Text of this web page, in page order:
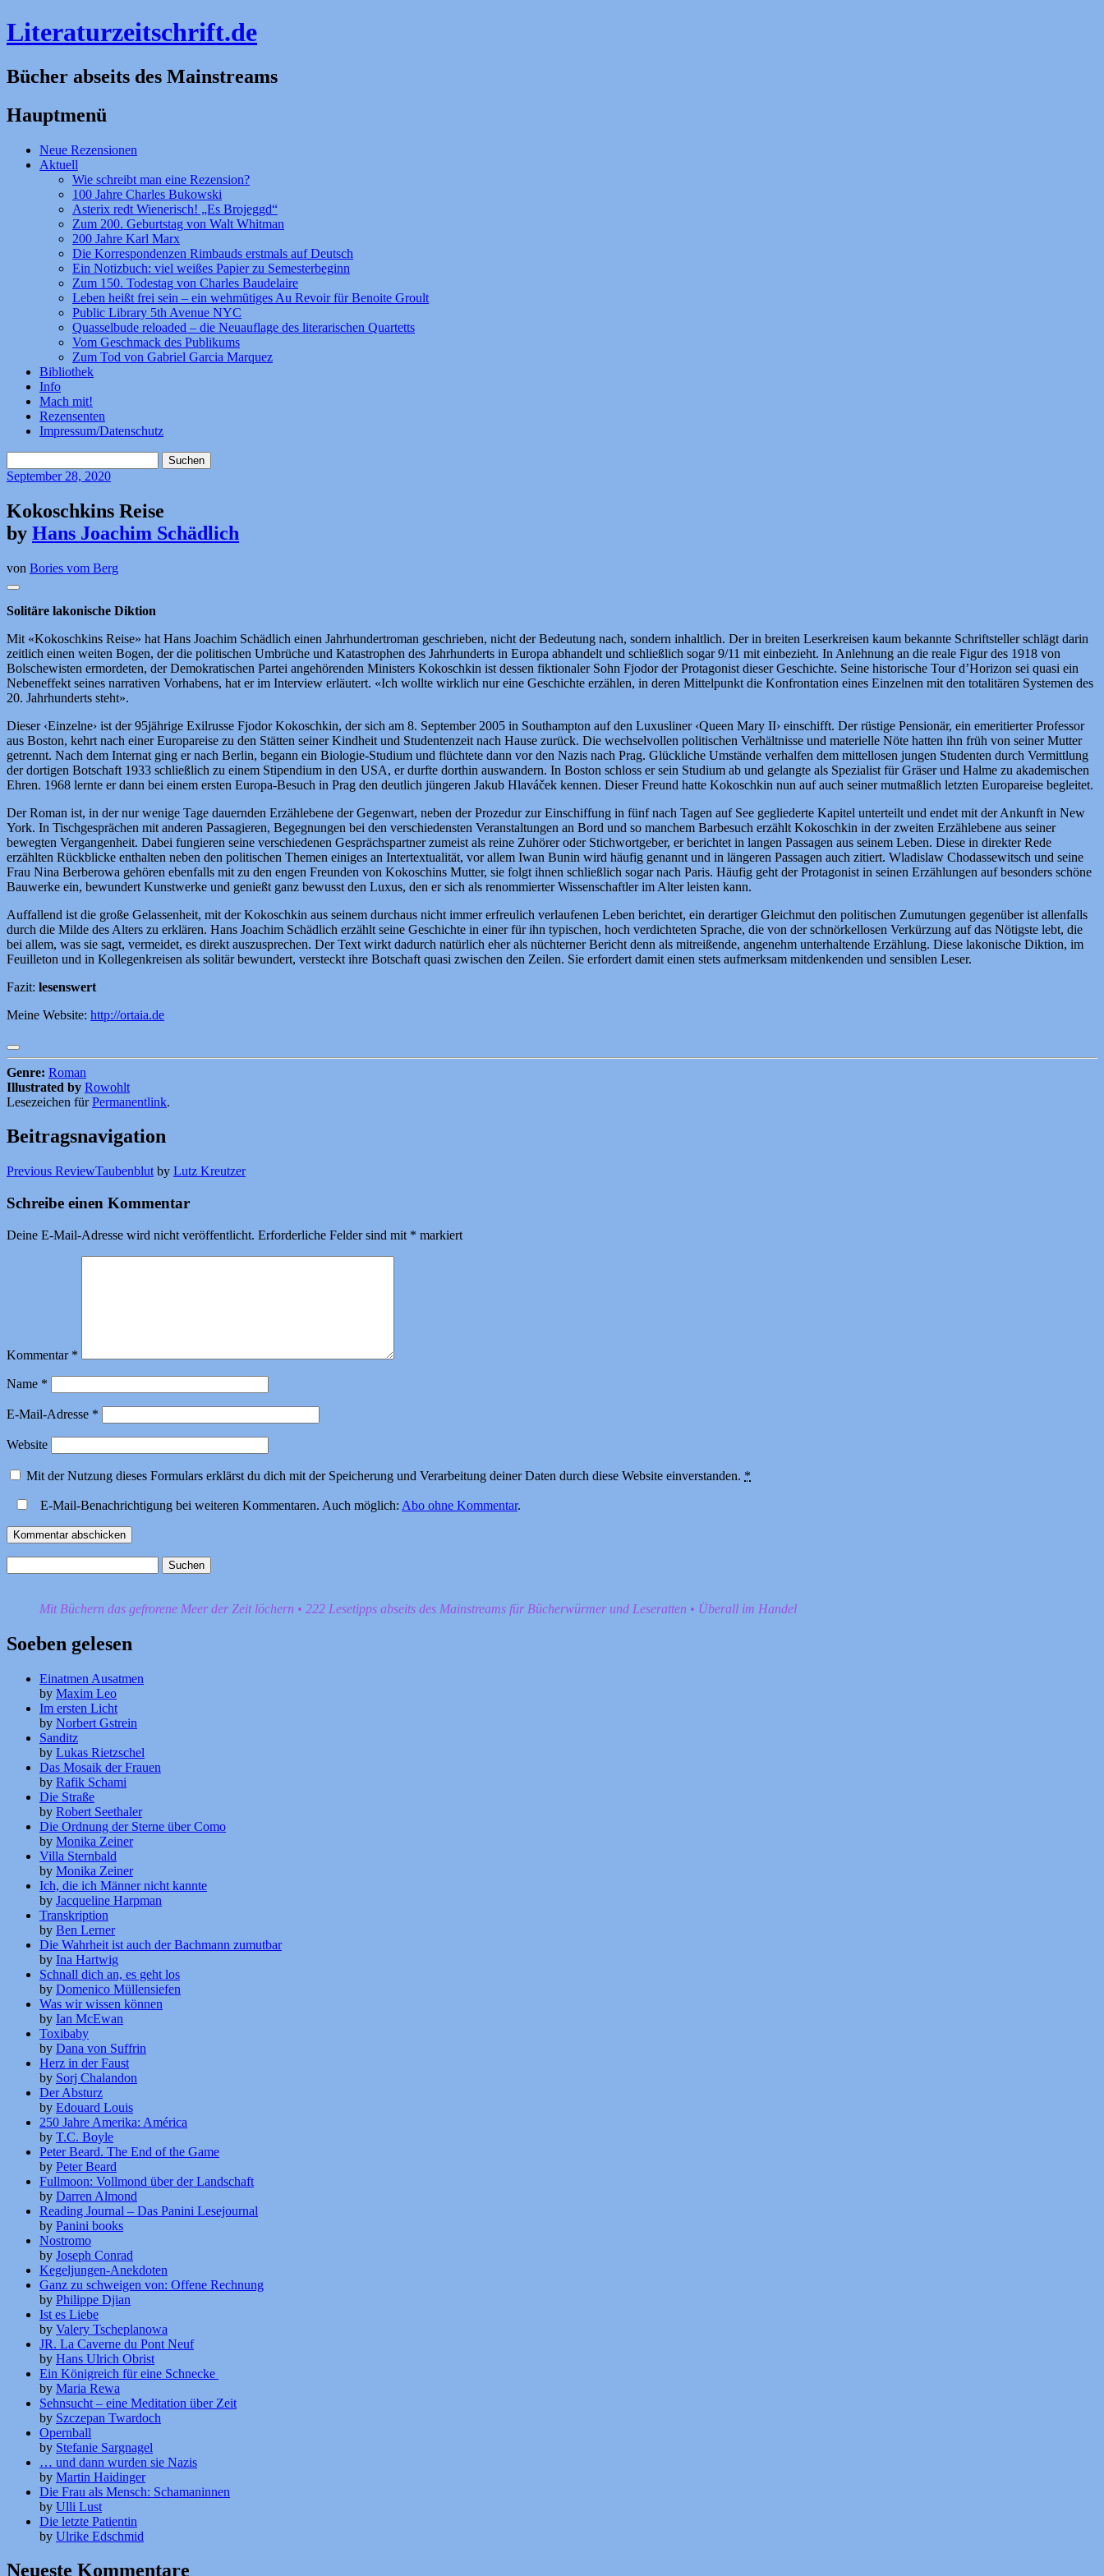
Literaturzeitschrift.de
Bücher abseits des Mainstreams
Hauptmenü
Zum
Inhalt
Neue Rezensionen
Aktuell
Wie schreibt man eine Rezension?
100 Jahre Charles Bukowski
Asterix redt Wienerisch! „Es Brojeggd“
Zum 200. Geburtstag von Walt Whitman
200 Jahre Karl Marx
Die Korrespondenzen Rimbauds erstmals auf Deutsch
Ein Notizbuch: viel weißes Papier zu Semesterbeginn
Zum 150. Todestag von Charles Baudelaire
Leben heißt frei sein – ein wehmütiges Au Revoir für Benoite Groult
Public Library 5th Avenue NYC
Quasselbude reloaded – die Neuauflage des literarischen Quartetts
Vom Geschmack des Publikums
Zum Tod von Gabriel Garcia Marquez
Bibliothek
Info
Mach mit!
Rezensenten
Impressum/Datenschutz
nach:
September28, 2020
Kokoschkins Reise
by Hans Joachim Schädlich
von Bories vom Berg
Solitäre lakonische Diktion
Mit «Kokoschkins Reise» hat Hans Joachim Schädlich einen Jahrhundertroman geschrieben, nicht der Bedeutung nach, sondern inhaltlich. Der in breiten Leserkreisen kaum bekannte Schriftsteller schlägt darin
zeitlich einen weiten Bogen, der die politischen Umbrüche und Katastrophen des Jahrhunderts in Europa abhandelt und schließlich sogar 9/11 mit einbezieht. In Anlehnung an die reale Figur des 1918 von
Bolschewisten ermordeten, der Demokratischen Partei angehörenden Ministers Kokoschkin ist dessen fiktionaler Sohn Fjodor der Protagonist dieser Geschichte. Seine historische Tour d’Horizon sei quasi ein
Nebeneffekt seines narrativen Vorhabens, hat er im Interview erläutert. «Ich wollte wirklich nur eine Geschichte erzählen, in deren Mittelpunkt die Konfrontation eines Einzelnen mit den totalitären Systemen des
20. Jahrhunderts steht».
Dieser ‹Einzelne› ist der 95jährige Exilrusse Fjodor Kokoschkin, der sich am 8. September 2005 in Southampton auf den Luxusliner ‹Queen Mary II› einschifft. Der rüstige Pensionär, ein emeritierter Professor
aus Boston, kehrt nach einer Europareise zu den Stätten seiner Kindheit und Studentenzeit nach Hause zurück. Die wechselvollen politischen Verhältnisse und materielle Nöte hatten ihn früh von seiner Mutter
getrennt. Nach dem Internat ging er nach Berlin, begann ein Biologie-Studium und flüchtete dann vor den Nazis nach Prag. Glückliche Umstände verhalfen dem mittellosen jungen Studenten durch Vermittlung
der dortigen Botschaft 1933 schließlich zu einem Stipendium in den USA, er durfte dorthin auswandern. In Boston schloss er sein Studium ab und gelangte als Spezialist für Gräser und Halme zu akademischen
Ehren. 1968 lernte er dann bei einem ersten Europa-Besuch in Prag den deutlich jüngeren Jakub Hlaváček kennen. Dieser Freund hatte Kokoschkin nun auf auch seiner mutmaßlich letzten Europareise begleitet.
Der Roman ist, in der nur wenige Tage dauernden Erzählebene der Gegenwart, neben der Prozedur zur Einschiffung in fünf nach Tagen auf See gegliederte Kapitel unterteilt und endet mit der Ankunft in New
York. In Tischgesprächen mit anderen Passagieren, Begegnungen bei den verschiedensten Veranstaltungen an Bord und so manchem Barbesuch erzählt Kokoschkin in der zweiten Erzählebene aus seiner
bewegten Vergangenheit. Dabei fungieren seine verschiedenen Gesprächspartner zumeist als reine Zuhörer oder Stichwortgeber, er berichtet in langen Passagen aus seinem Leben. Diese in direkter Rede
erzählten Rückblicke enthalten neben den politischen Themen einiges an Intertextualität, vor allem Iwan Bunin wird häufig genannt und in längeren Passagen auch zitiert. Wladislaw Chodassewitsch und seine
Frau Nina Berberowa gehören ebenfalls mit zu den engen Freunden von Kokoschins Mutter, sie folgt ihnen schließlich sogar nach Paris. Häufig geht der Protagonist in seinen Erzählungen auf besonders schöne
Bauwerke ein, bewundert Kunstwerke und genießt ganz bewusst den Luxus, den er sich als renommierter Wissenschaftler im Alter leisten kann.
Auffallend ist die große Gelassenheit, mit der Kokoschkin aus seinem durchaus nicht immer erfreulich verlaufenen Leben berichtet, ein derartiger Gleichmut den politischen Zumutungen gegenüber ist allenfalls
durch die Milde des Alters zu erklären. Hans Joachim Schädlich erzählt seine Geschichte in einer für ihn typischen, hoch verdichteten Sprache, die von der schnörkellosen Verkürzung auf das Nötigste lebt, die
bei allem, was sie sagt, vermeidet, es direkt auszusprechen. Der Text wirkt dadurch natürlich eher als nüchterner Bericht denn als mitreißende, angenehm unterhaltende Erzählung. Diese lakonische Diktion, im
Feuilleton und in Kollegenkreisen als solitär bewundert, versteckt ihre Botschaft quasi zwischen den Zeilen. Sie erfordert damit einen stets aufmerksam mitdenkenden und sensiblen Leser.
Fazit: lesenswert
Meine Website: http://ortaia.de
Genre: Roman
Illustrated by Rowohlt
Lesezeichen fürPermanentlink.
Beitragsnavigation
Previous ReviewTaubenblut by Lutz Kreutzer
Schreibe einen Kommentar
Deine E-Mail-Adresse wird nicht veröffentlicht. Erforderliche Felder sind mit * markiert
Kommentar *
Name *
E-Mail-Adresse *
Website
Mit der Nutzung dieses Formulars erklärst du dich mit der Speicherung und Verarbeitung deiner Daten durch diese Website einverstanden. *
E-Mail-Benachrichtigung bei weiteren Kommentaren. Auch möglich: Abo ohne Kommentar.
nach:
Mit Büchern das gefrorene Meer der Zeit löchern • 222 Lesetipps abseits des Mainstreams für Bücherwürmer und Leseratten • Überall im Handel
Soeben gelesen
Einatmen Ausatmen
by Maxim Leo
Im ersten Licht
by Norbert Gstrein
Sanditz
by Lukas Rietzschel
Das Mosaik der Frauen
by Rafik Schami
Die Straße
by Robert Seethaler
Die Ordnung der Sterne über Como
by Monika Zeiner
Villa Sternbald
by Monika Zeiner
Ich, die ich Männer nicht kannte
by Jacqueline Harpman
Transkription
by Ben Lerner
Die Wahrheit ist auch der Bachmann zumutbar
by Ina Hartwig
Schnall dich an, es geht los
by Domenico Müllensiefen
Was wir wissen können
by Ian McEwan
Toxibaby
by Dana von Suffrin
Herz in der Faust
by Sorj Chalandon
Der Absturz
by Edouard Louis
250 Jahre Amerika: América
by T.C. Boyle
Peter Beard. The End of the Game
by Peter Beard
Fullmoon: Vollmond über der Landschaft
by Darren Almond
Reading Journal – Das Panini Lesejournal
by Panini books
Nostromo
by Joseph Conrad
Kegeljungen-Anekdoten
Ganz zu schweigen von: Offene Rechnung
by Philippe Djian
Ist es Liebe
by Valery Tscheplanowa
JR. La Caverne du Pont Neuf
by Hans Ulrich Obrist
Ein Königreich für eine Schnecke
by Maria Rewa
Sehnsucht – eine Meditation über Zeit
by Szczepan Twardoch
Opernball
by Stefanie Sargnagel
… und dann wurden sie Nazis
by Martin Haidinger
Die Frau als Mensch: Schamaninnen
by Ulli Lust
Die letzte Patientin
by Ulrike Edschmid
Neueste Kommentare